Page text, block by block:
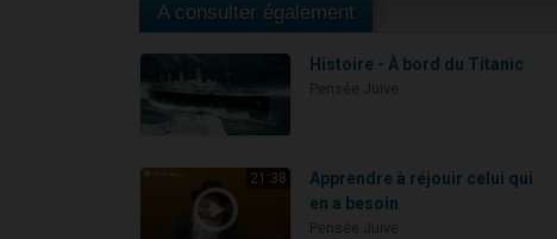
A consulter également
Histoire - À bord du Titanic
21:38
Apprendre à réjouir celui qui
en a besoin